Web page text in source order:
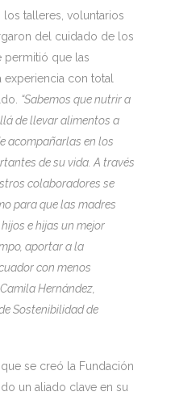
los talleres, voluntarios
del cuidado de los
permitió que las
experiencia con total
“Sabemos que nutrir a
de llevar alimentos a
acompañarlas en los
de su vida. A través
colaboradores se
para que las madres
e hijas un mejor
aportar a la
con menos
Hernández,
Sostenibilidad de
se creó la Fundación
un aliado clave en su